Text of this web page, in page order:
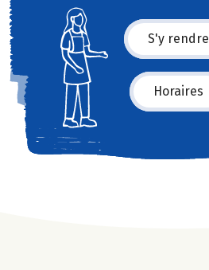
S'y rendre
Horaires